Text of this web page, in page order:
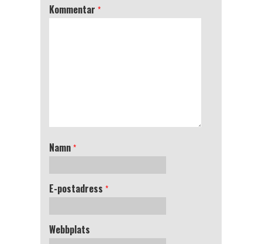
Kommentar *
Namn *
E-postadress *
Webbplats